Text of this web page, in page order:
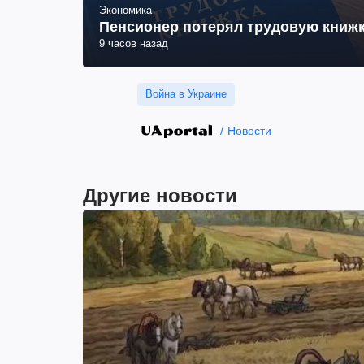
Экономика
Пенсионер потерял трудовую
9 часов назад
Война в Украине
Новости
Другие новости